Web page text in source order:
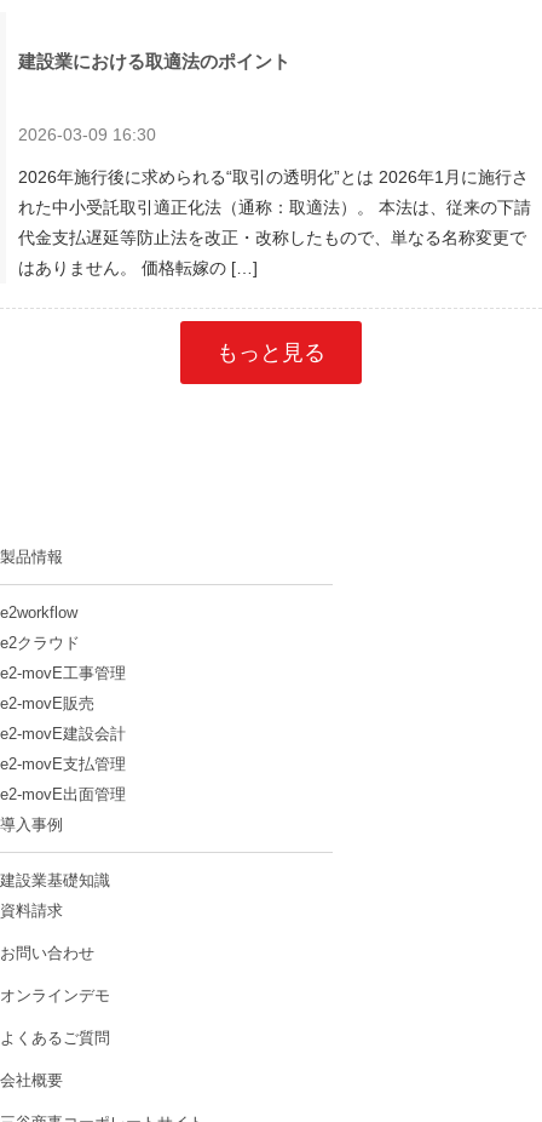
建設業における取適法のポイント
2026-03-09 16:30
2026年施行後に求められる“取引の透明化”とは 2026年1月に施行さ
れた中小受託取引適正化法（通称：取適法）。 本法は、従来の下請
代金支払遅延等防止法を改正・改称したもので、単なる名称変更で
はありません。 価格転嫁の […]
もっと見る
製品情報
e2workflow
e2クラウド
e2-movE工事管理
e2-movE販売
e2-movE建設会計
e2-movE支払管理
e2-movE出面管理
導入事例
建設業基礎知識
資料請求
お問い合わせ
オンラインデモ
よくあるご質問
会社概要